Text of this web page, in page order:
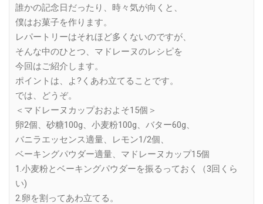
誰かの記念日だったり、時々気が向くと、
僕はお菓子を作ります。
レパートリーはそれほど多くないのですが、
そんな中のひとつ、マドレーヌのレシピを
今回はご紹介します。
ポイントは、よ?くあわ立てることです。
では、どうぞ。
＜マドレーヌカップおおよそ15個＞
卵2個、砂糖100g、小麦粉100g、バター60g、
バニラエッセンス適量、レモン1/2個、
ベーキングパウダー適量、マドレーヌカップ15個
1.小麦粉とベーキングパウダーを振るっておく（3回くら
い)
2.卵を割ってあわ立てる。